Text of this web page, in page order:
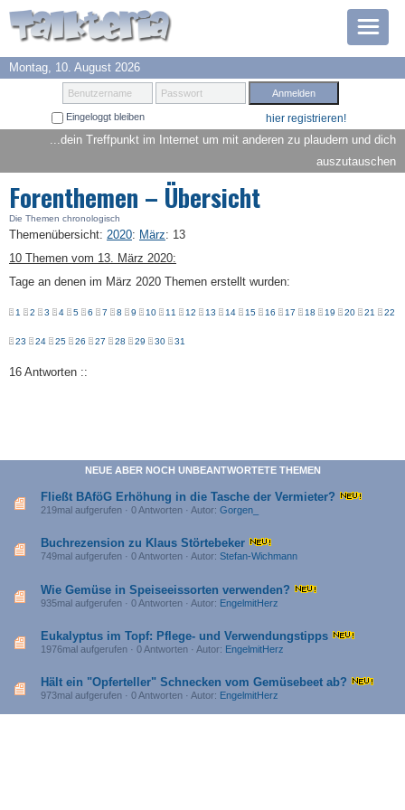
Prämien
Suche
Montag, 10. August 2026
Benutzername Passwort
Eingeloggt bleiben hier registrieren!
...dein Treffpunkt im Internet um mit anderen zu plaudern und dich
auszutauschen
Forenthemen – Übersicht
Die Themen chronologisch
Themenübersicht: 2020: März: 13
10 Themen vom 13. März 2020:
Tage an denen im März 2020 Themen erstellt wurden:
1 2 3 4 5 6 7 8 9 10 11 12 13 14 15 16 17 18 19 20 21 22
23 24 25 26 27 28 29 30 31
16 Antworten ::
NEUE ABER NOCH UNBEANTWORTETE THEMEN
Fließt BAföG Erhöhung in die Tasche der Vermieter?
219mal aufgerufen · 0 Antworten · Autor: Gorgen_
Buchrezension zu Klaus Störtebeker
749mal aufgerufen · 0 Antworten · Autor: Stefan-Wichmann
Wie Gemüse in Speiseeissorten verwenden?
935mal aufgerufen · 0 Antworten · Autor: EngelmitHerz
Eukalyptus im Topf: Pflege- und Verwendungstipps
1976mal aufgerufen · 0 Antworten · Autor: EngelmitHerz
Hält ein "Opferteller" Schnecken vom Gemüsebeet ab?
973mal aufgerufen · 0 Antworten · Autor: EngelmitHerz